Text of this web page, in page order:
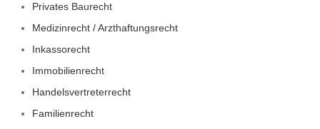
Privates Baurecht
Medizinrecht / Arzthaftungsrecht
Inkassorecht
Immobilienrecht
Handelsvertreterrecht
Familienrecht